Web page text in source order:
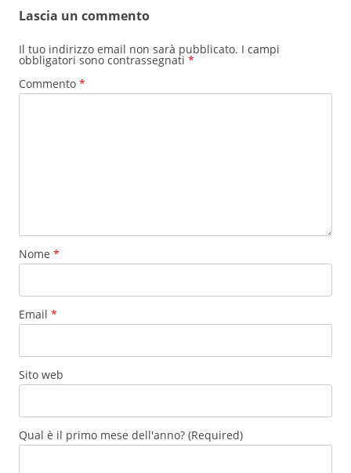
Lascia un commento
Il tuo indirizzo email non sarà pubblicato. I campi
obbligatori sono contrassegnati *
Commento *
Nome *
Email *
Sito web
Qual è il primo mese dell'anno? (Required)